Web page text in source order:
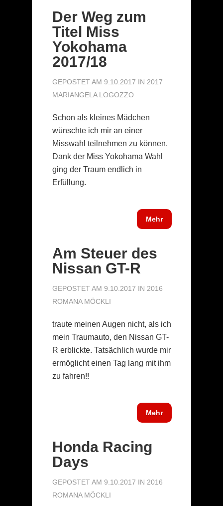
Der Weg zum
Titel Miss
Yokohama
2017/18
GEPOSTET AM 9.10.2017 IN 2017
MARIANGELA LOGOZZO
Schon als kleines Mädchen
wünschte ich mir an einer
Misswahl teilnehmen zu können.
Dank der Miss Yokohama Wahl
ging der Traum endlich in
Erfüllung.
Mehr
Am Steuer des
Nissan GT-R
GEPOSTET AM 9.10.2017 IN 2016
ROMANA MÖCKLI
traute meinen Augen nicht, als ich
mein Traumauto, den Nissan GT-
R erblickte. Tatsächlich wurde mir
ermöglicht einen Tag lang mit ihm
zu fahren!!
Mehr
Honda Racing
Days
GEPOSTET AM 9.10.2017 IN 2016
ROMANA MÖCKLI